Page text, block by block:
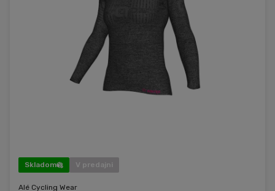
Skladom V predajni
Alé Cycling Wear